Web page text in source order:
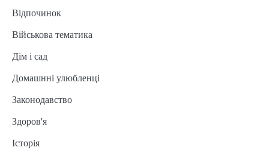
Відпочинок
Військова тематика
Дім і сад
Домашнні улюбленці
Законодавство
Здоров'я
Історія